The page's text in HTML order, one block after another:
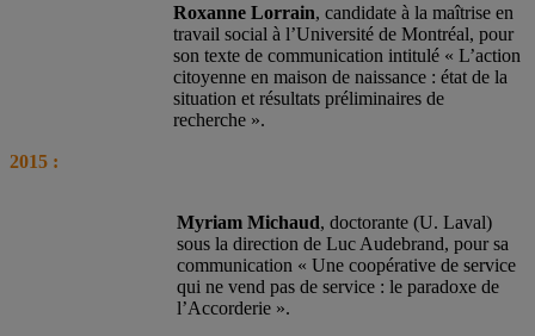
Roxanne Lorrain, candidate à la maîtrise en
travail social à l’Université de Montréal, pour
son texte de communication intitulé « L’action
citoyenne en maison de naissance : état de la
situation et résultats préliminaires de
recherche ».
2015 :
Myriam Michaud, doctorante (U. Laval)
sous la direction de Luc Audebrand, pour sa
communication « Une coopérative de service
qui ne vend pas de service : le paradoxe de
l’Accorderie ».